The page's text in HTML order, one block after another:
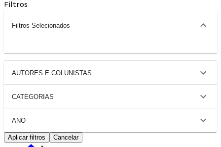
Filtros
Filtros Selecionados
AUTORES E COLUNISTAS
CATEGORIAS
ANO
Aplicar filtros Cancelar